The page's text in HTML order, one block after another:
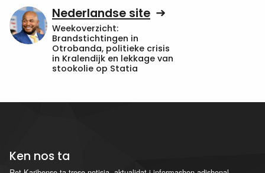
Nederlandse site
Weekoverzicht:
Brandstichtingen in
Otrobanda, politieke crisis
in Kralendijk en lekkage van
stookolie op Statia
Ken nos ta